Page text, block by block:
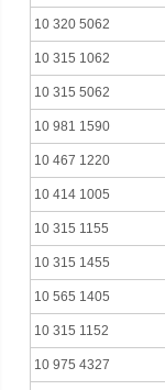
10 320 5062
10 315 1062
10 315 5062
10 981 1590
10 467 1220
10 414 1005
10 315 1155
10 315 1455
10 565 1405
10 315 1152
10 975 4327